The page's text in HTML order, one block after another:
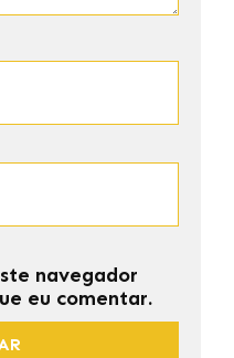
navegador
eu comentar.